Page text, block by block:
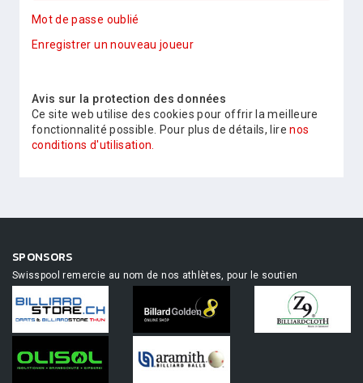
Mot de passe oublié
Enregistrer un nouveau joueur
Avis sur la protection des données
Ce site web utilise des cookies pour offrir la meilleure
fonctionnalité possible. Pour plus de détails, lirenos
conditions d'utilisation.
SPONSORS
Swisspool remercie au nom de nos athlètes, pour le soutien